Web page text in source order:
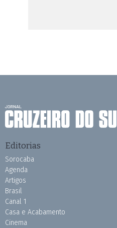
Editorias
Sorocaba
Agenda
Artigos
Brasil
Canal 1
Casa e Acabamento
Cinema